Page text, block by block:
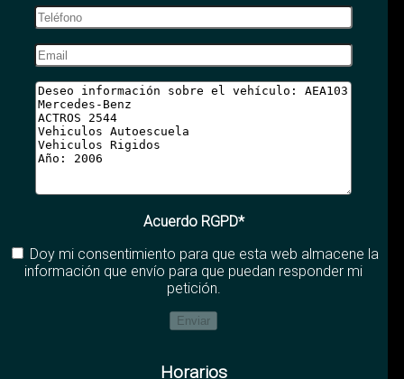
Acuerdo RGPD*
Doy mi consentimiento para que esta web almacene la
información que envío para que puedan responder mi
petición.
Horarios